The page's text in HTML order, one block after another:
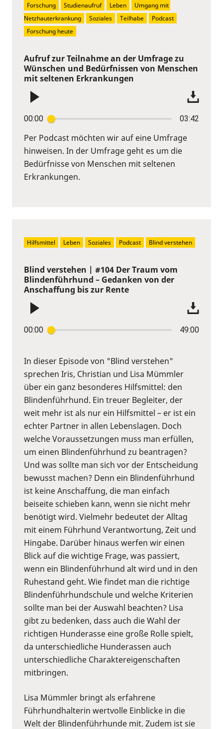
Aufruf zur Teilnahme an der Umfrage zu
Wünschen und Bedürfnissen von Menschen
mit seltenen Erkrankungen
00:00 03:42
Per Podcast möchten wir auf eine Umfrage
hinweisen. In der Umfrage geht es um die
Bedürfnisse von Menschen mit seltenen
Erkrankungen.
Forschung Studienaufruf Leben
Umgang mit
Netzhauterkrankung
Soziales Teilhabe
Podcast
Forschung heute
Blind verstehen | #104 Der Traum vom
Blindenführhund – Gedanken von der
Anschaffung bis zur Rente
00:00 49:00
In dieser Episode von "Blind verstehen"
sprechen Iris, Christian und Lisa Mümmler
über ein ganz besonderes Hilfsmittel: den
Blindenführhund. Ein treuer Begleiter, der
weit mehr ist als nur ein Hilfsmittel – er ist ein
echter Partner in allen Lebenslagen. Doch
welche Voraussetzungen muss man erfüllen,
um einen Blindenführhund zu beantragen?
Und was sollte man sich vor der Entscheidung
bewusst machen? Denn ein Blindenführhund
ist keine Anschaffung, die man einfach
beiseite schieben kann, wenn sie nicht mehr
benötigt wird. Vielmehr bedeutet der Alltag
mit einem Führhund Verantwortung, Zeit und
Hingabe. Darüber hinaus werfen wir einen
Blick auf die wichtige Frage, was passiert,
wenn ein Blindenführhund alt wird und in den
Ruhestand geht. Wie findet man die richtige
Blindenführhundschule und welche Kriterien
sollte man bei der Auswahl beachten? Lisa
gibt zu bedenken, dass auch die Wahl der
richtigen Hunderasse eine große Rolle spielt,
da unterschiedliche Hunderassen auch
unterschiedliche Charaktereigenschaften
mitbringen.
Lisa Mümmler bringt als erfahrene
Führhundhalterin wertvolle Einblicke in die
Welt der Blindenführhunde mit. Zudem ist sie
Hilfsmittel Leben Soziales Podcast Blind verstehen